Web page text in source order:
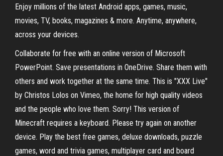
Enjoy millions of the latest Android apps, games, music,
movies, TV, books, magazines & more. Anytime, anywhere,
across your devices.
Collaborate for free with an online version of Microsoft
PowerPoint. Save presentations in OneDrive. Share them with
others and work together at the same time. This is "XXX Live"
by Christos Lolos on Vimeo, the home for high quality videos
and the people who love them. Sorry! This version of
Minecraft requires a keyboard. Please try again on another
device. Play the best free games, deluxe downloads, puzzle
games, word and trivia games, multiplayer card and board